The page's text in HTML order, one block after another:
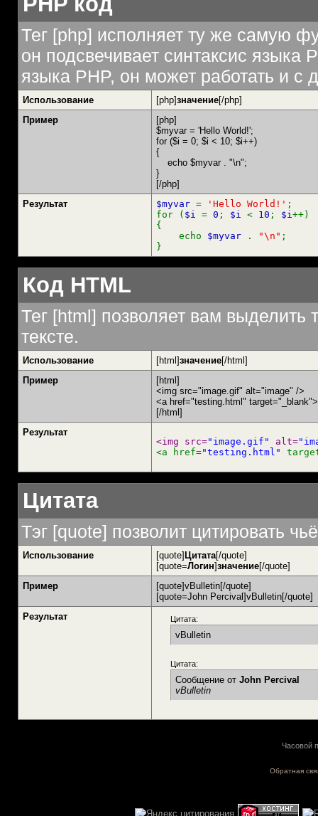
Тег [php] исполняет ту же самую
он подсвечивает синтаксис языка
языка PHP, он может работать и с
Использование [php]значение[/php]
Пример
[php]
$myvar = 'Hello World!';
for ($i = 0; $i < 10; $i++)
{
echo $myvar . "\n";
}
[/php]
Результат
$myvar = 'Hello World!' ;
for ( $i = 0 ; $i < 10 ; $i++)
{
echo $myvar . "\n" ;
}
Код HTML
Тег [html] позволяет вам
тексте.
Использование [html]значение[/html]
Пример
[html]
<img src="image.gif" alt="image" />
<a href="testing.html"
[/html]
Результат
<img src="image.gif" alt=
<a href="testing.html"
Цитата
Тэг [quote] позволит цитировать
Использование [quote] Цитата[/quote]
[quote=Логин]значение[/quote]
Пример
[quote]vBulletin[/quote]
[quote=John Percival]vBulletin[/quote]
Результат
Цитата:
vBulletin
Цитата:
Сообщение от John Percival
vBulletin
Часовой
Обратная